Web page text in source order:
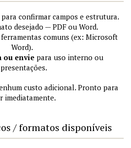
confirmar campos e estrutura.
desejado — PDF ou Word.
ferramentas comuns (ex: Microsoft
Word).
ou envie para uso interno ou
custo adicional. Pronto para
imediatamente.
/ formatos disponíveis